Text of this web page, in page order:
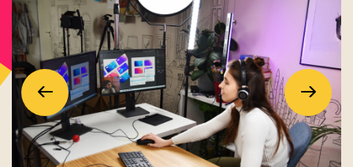
Předchozí
Předchozí
Další
Další